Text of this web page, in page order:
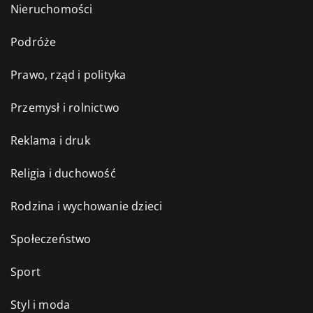
Nieruchomości
Podróże
Prawo, rząd i polityka
Przemysł i rolnictwo
Reklama i druk
Religia i duchowość
Rodzina i wychowanie dzieci
Społeczeństwo
Sport
Styl i moda